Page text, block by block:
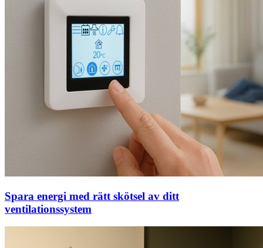
Spara energi med rätt skötsel av ditt
ventilationssystem